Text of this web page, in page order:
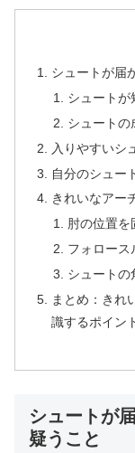
シュートが届
シュートが
シュートの
入りやすいシ
自分のシュー
きれいなアー
肘の位置を
フォロース
シュートの
まとめ：きれ
識するポイン
シュートが
疑うこと